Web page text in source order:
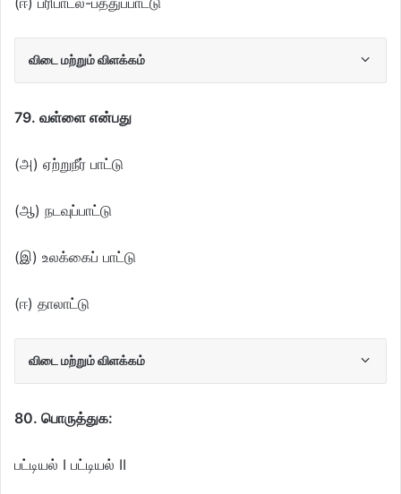
விடை மற்றும் விளக்கம்
79. வள்ளை என்பது
(அ) ஏற்றுநீர் பாட்டு
(ஆ) நடவுப்பாட்டு
(இ) உலக்கைப் பாட்டு
(ஈ) தாலாட்டு
விடை மற்றும் விளக்கம்
80. பொருத்துக:
பட்டியல் I பட்டியல் II